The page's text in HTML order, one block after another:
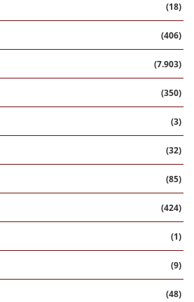
(18)
(406)
(7.903)
(350)
(3)
(32)
(85)
(424)
(1)
(9)
(48)